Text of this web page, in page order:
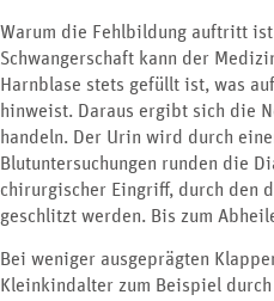
Warum die Fehlbildung auftritt
Schwangerschaft kann der
Harnblase stets gefüllt ist, was
hinweist. Daraus ergibt sich die
handeln. Der Urin wird durch
Blutuntersuchungen runden die
chirurgischer Eingriff, durch den
geschlitzt werden. Bis zum
Bei weniger ausgeprägten
Kleinkindalter zum Beispiel